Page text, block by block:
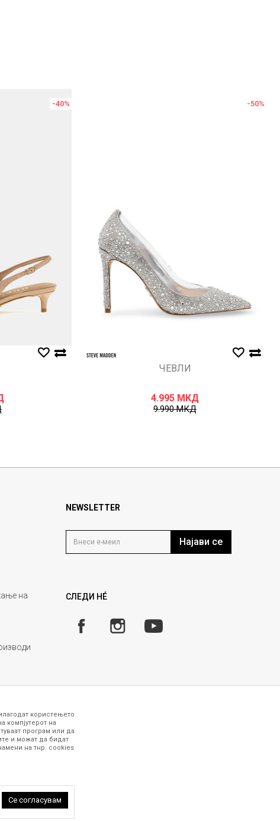
-40% -50%
ЧЕВЛИ
4.995 МКД
9.990МКД
на
NEWSLETTER
Најави се
СЛЕДИ НÉ
точни и прецизни, меѓутоа не можеме да
се најверодостојниот приказ на
работни дена. За повеќе информации,
до петок (08-16ч) и сабота (10-15ч)
користењето
компјутерот на
програм или да
и можат да бидат
на тнр. сookies
Се согласувам